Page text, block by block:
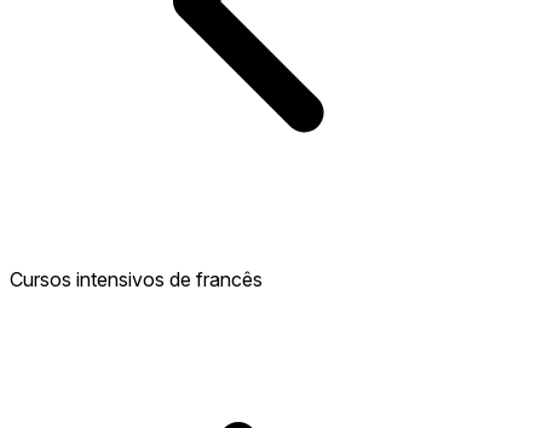
Cursos intensivos de francês